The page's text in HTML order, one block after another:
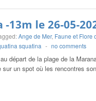
-13m le 26-05-
Ange de Mer, Faune et Flore
squatina - no comments
départ de la plage de la
un spot où les rencontres